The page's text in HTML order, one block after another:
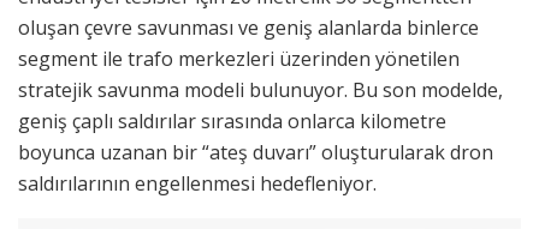
oluşan çevre savunması ve geniş alanlarda binlerce
segment ile trafo merkezleri üzerinden yönetilen
stratejik savunma modeli bulunuyor. Bu son modelde,
geniş çaplı saldırılar sırasında onlarca kilometre
boyunca uzanan bir “ateş duvarı” oluşturularak dron
saldırılarının engellenmesi hedefleniyor.